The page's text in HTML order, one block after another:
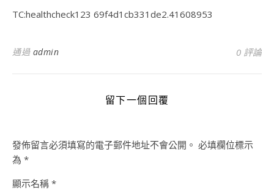
TC:healthcheck123 69f4d1cb331de2.41608953
通過 admin 0 評論
留下一個回覆
發佈留言必須填寫的電子郵件地址不會公開。 必填欄位標示
為 *
顯示名稱 *